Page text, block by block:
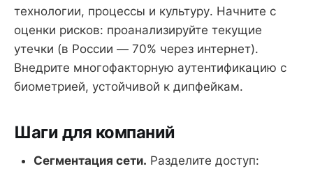
технологии, процессы и культуру. Начните с
оценки рисков: проанализируйте текущие
утечки (в России — 70% через интернет).
Внедрите многофакторную аутентификацию с
биометрией, устойчивой к дипфейкам.
Шаги для компаний
Сегментация сети. Разделите доступ: